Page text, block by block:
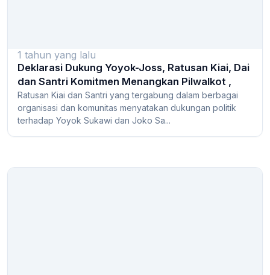
1 tahun yang lalu
Deklarasi Dukung Yoyok-Joss, Ratusan Kiai, Dai
dan Santri Komitmen Menangkan Pilwalkot ,
Ratusan Kiai dan Santri yang tergabung dalam berbagai
organisasi dan komunitas menyatakan dukungan politik
terhadap Yoyok Sukawi dan Joko Sa...